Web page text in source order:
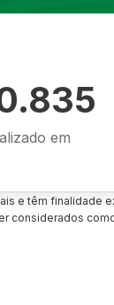
em
e têm finalidade
considerados